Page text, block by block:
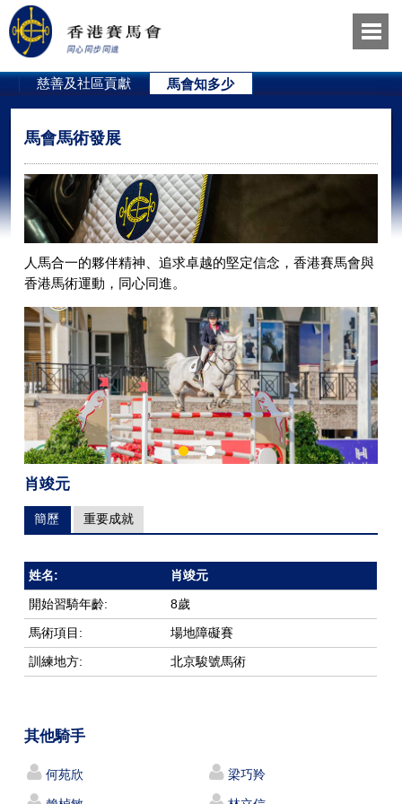
慈善及社區貢獻 馬會知多少
馬會馬術發展
人馬合一的夥伴精神、追求卓越的堅定信念，香港賽馬會與
香港馬術運動，同心同進。
肖竣元
簡歷 重要成就
姓名:
肖竣元
開始習騎年齡:
8歲
馬術項目:
場地障礙賽
訓練地方:
北京駿號馬術
其他騎手
何苑欣 梁巧羚